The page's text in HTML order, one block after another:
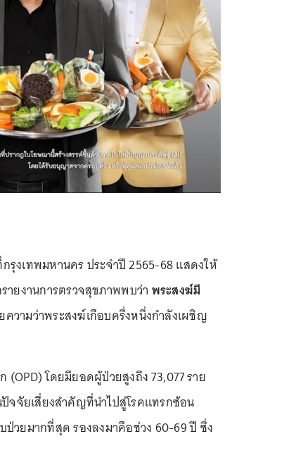
รุงเทพมหานคร ประจำปี 2565-68 แสดงให้
ายงานการตรวจสุขภาพพบว่า พระสงฆ์มี
ความว่าพระสงฆ์เกือบครึ่งหนึ่งกำลังเผชิญ
(OPD) โดยมียอดผู้ป่วยสูงถึง 73,077 ราย
ปัจจัยเสี่ยงสำคัญที่นำไปสู่โรคแทรกซ้อน
ป่วยมากที่สุด รองลงมาคือช่วง 60-69 ปี ซึ่ง